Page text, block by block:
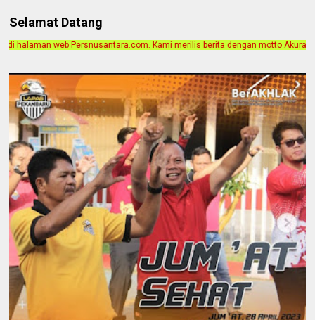
Selamat Datang
Kami merilis berita dengan motto Akurat, Independen, Terpercaya.